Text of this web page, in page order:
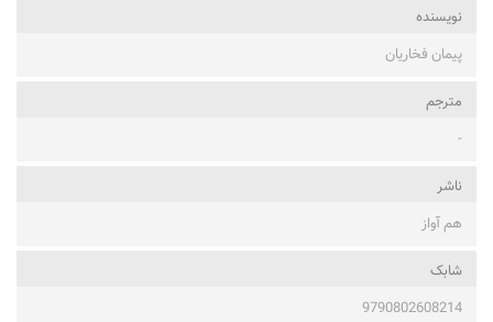
نویسنده
پیمان فخاریان
مترجم
-
ناشر
هم آواز
شابک
9790802608214